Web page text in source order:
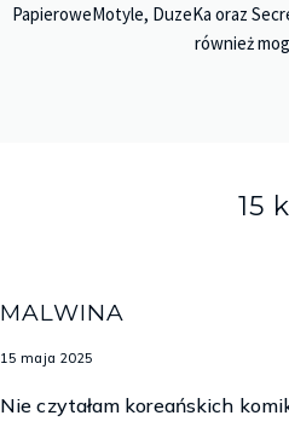
PapieroweMotyle, DuzeKa oraz
również
15
MALWINA
15 maja 2025
Nie czytałam koreańskich